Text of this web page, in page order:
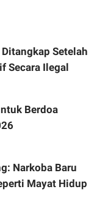
Setelah
Secara Ilegal
Berdoa
Narkoba Baru
Mayat Hidup